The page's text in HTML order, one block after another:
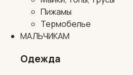
Пижамы
Термобелье
МАЛЬЧИКАМ
Одежда